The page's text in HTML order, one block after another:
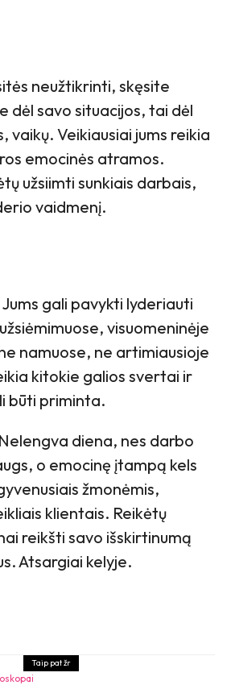
neužtikrinti, skęsite
dėl savo situacijos, tai dėl
vaikų. Veikiausiai jums reikia
emocinės atramos.
užsiimti sunkiais darbais,
vaidmenį.
Jums gali pavykti lyderiauti
visuomeninėje
namuose, ne artimiausioje
kitokie galios svertai ir
būti priminta.
diena, nes darbo
o emocinę įtampą kels
žmonėmis,
klientais. Reikėtų
reikšti savo išskirtinumą
Atsargiai kelyje.
Taip pat žr